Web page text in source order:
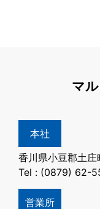
マ
本社
香川県小豆郡土
Tel : (0879) 62-
営業所